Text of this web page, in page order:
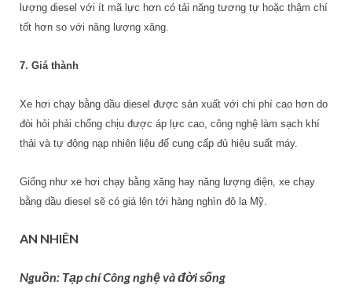
lượng diesel với ít mã lực hơn có tải năng tương tự hoặc thậm chí
tốt hơn so với năng lượng xăng.
7. Giá thành
Xe hơi chạy bằng dầu diesel được sản xuất với chi phí cao hơn do
đòi hỏi phải chống chịu được áp lực cao, công nghệ làm sạch khí
thải và tự động nạp nhiên liệu để cung cấp đủ hiệu suất máy.
Giống như xe hơi chạy bằng xăng hay năng lượng điện, xe chạy
bằng dầu diesel sẽ có giá lên tới hàng nghìn đô la Mỹ.
AN NHIÊN
Nguồn: Tạp chí Công nghệ và đời sống